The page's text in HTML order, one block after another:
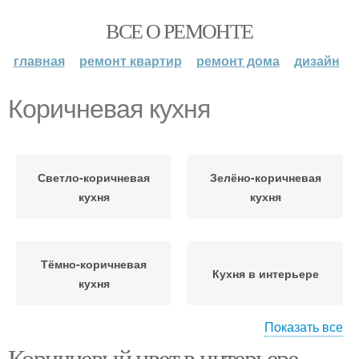
ВСЕ О РЕМОНТЕ
главная ремонт квартир ремонт дома дизайн
Коричневая кухня
Светло-коричневая
кухня
Зелёно-коричневая
кухня
Тёмно-коричневая
кухня
Кухня в интерьере
Показать все